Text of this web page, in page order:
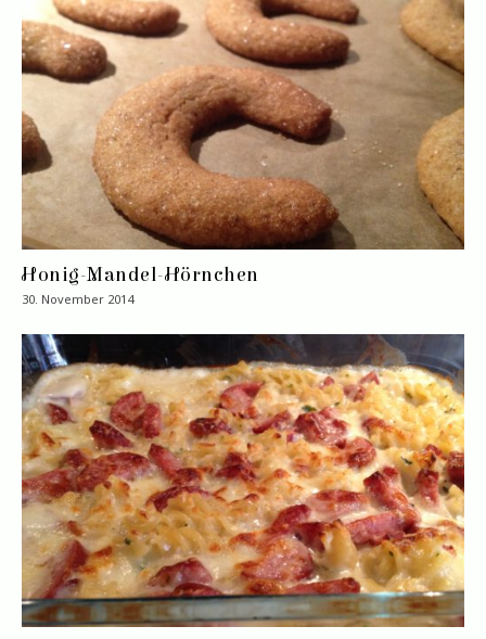
Honig-Mandel-Hörnchen
30. November 2014